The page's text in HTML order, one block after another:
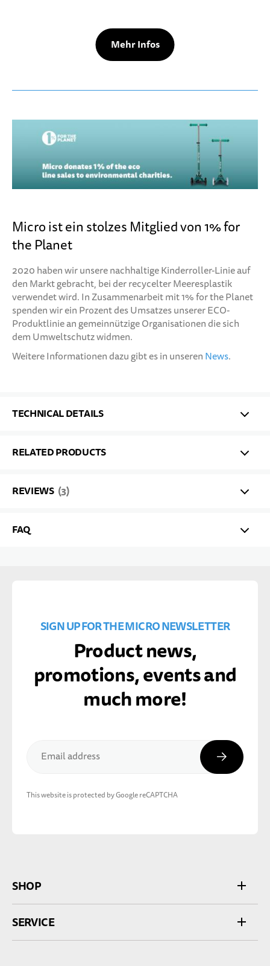
Mehr Infos
Micro ist ein stolzes Mitglied von 1% for
the Planet
2020 haben wir unsere nachhaltige Kinderroller-Linie auf
den Markt gebracht, bei der recycelter Meeresplastik
verwendet wird. In Zusammenarbeit mit 1% for the Planet
spenden wir ein Prozent des Umsatzes unserer ECO-
Produktlinie an gemeinnützige Organisationen die sich
dem Umweltschutz widmen.
Weitere Informationen dazu gibt es in unseren News.
TECHNICAL DETAILS
RELATED PRODUCTS
REVIEWS 3
FAQ
Email address Subscribe
This website is protected by Google reCAPTCHA
SIGN UP FOR THE MICRO NEWSLETTER
Product news,
promotions, events and
much more!
SHOP
SERVICE